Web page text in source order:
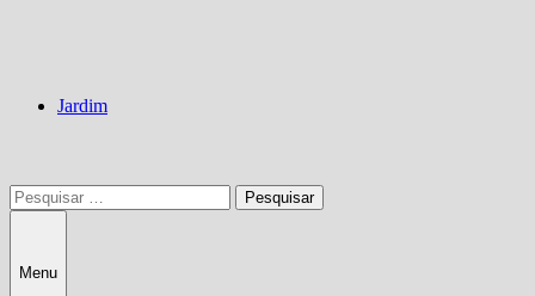
Jardim
Pesquisar
por:
Menu